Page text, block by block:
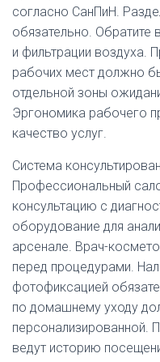
согласно СанПиН.
обязательно. Обратите
и фильтрации воздуха.
рабочих мест должно
отдельной зоны
Эргономика рабочего
качество услуг.
Система
Профессиональный
консультацию с
оборудование для
арсенале. Врач-
перед процедурами.
фотофиксацией
по домашнему уходу
персонализированной.
ведут историю